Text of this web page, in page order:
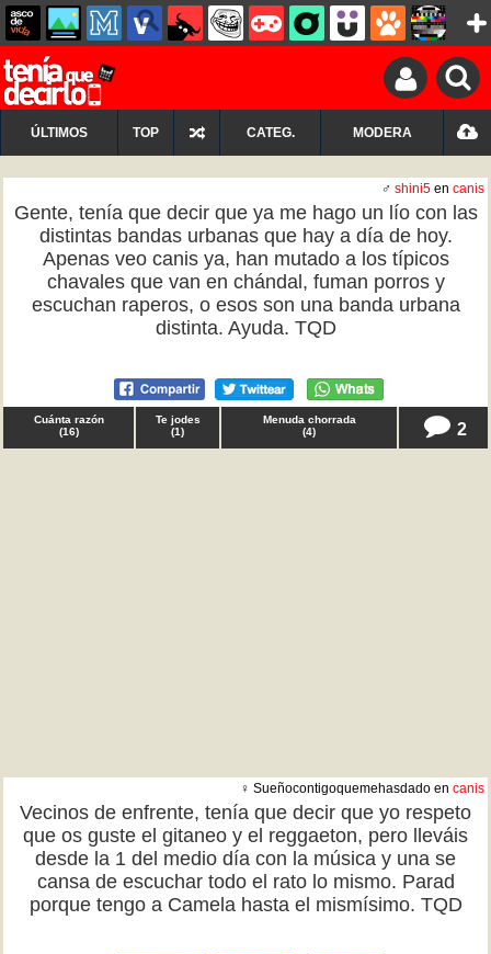
ÚLTIMOS TOP CATEG. MODERA
♂ shini5 en canis
Gente, tenía que decir que ya me hago un lío con las
distintas bandas urbanas que hay a día de hoy.
Apenas veo canis ya, han mutado a los típicos
chavales que van en chándal, fuman porros y
escuchan raperos, o esos son una banda urbana
distinta. Ayuda. TQD
Cuánta razón
(16)
Te jodes
(1)
Menuda chorrada
(4) 2
♀ Sueñocontigoquemehasdado en canis
Vecinos de enfrente, tenía que decir que yo respeto
que os guste el gitaneo y el reggaeton, pero lleváis
desde la 1 del medio día con la música y una se
cansa de escuchar todo el rato lo mismo. Parad
porque tengo a Camela hasta el mismísimo. TQD